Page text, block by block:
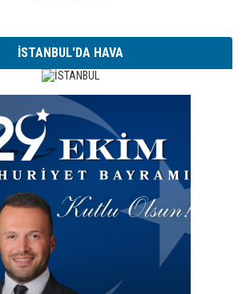
İSTANBUL'DA HAVA